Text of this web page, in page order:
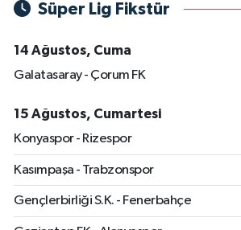
Süper Lig Fikstür
14 Ağustos, Cuma
Galatasaray - Çorum FK
15 Ağustos, Cumartesi
Konyaspor - Rizespor
Kasımpaşa - Trabzonspor
Gençlerbirliği S.K. - Fenerbahçe